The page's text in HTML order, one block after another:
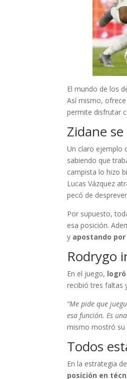
El mundo de los
Así mismo,
permite disfrutar
Zidane
Un claro ejemplo
sabiendo que
campista lo hizo
Lucas Vázquez
pecó de
Por supuesto,
esa posición.
y apostando
Rodrygo
En el juego,
recibió tres faltas
“Me pide que
esa función. Es
mismo mostró su
Todos
En la estrategia
posición en